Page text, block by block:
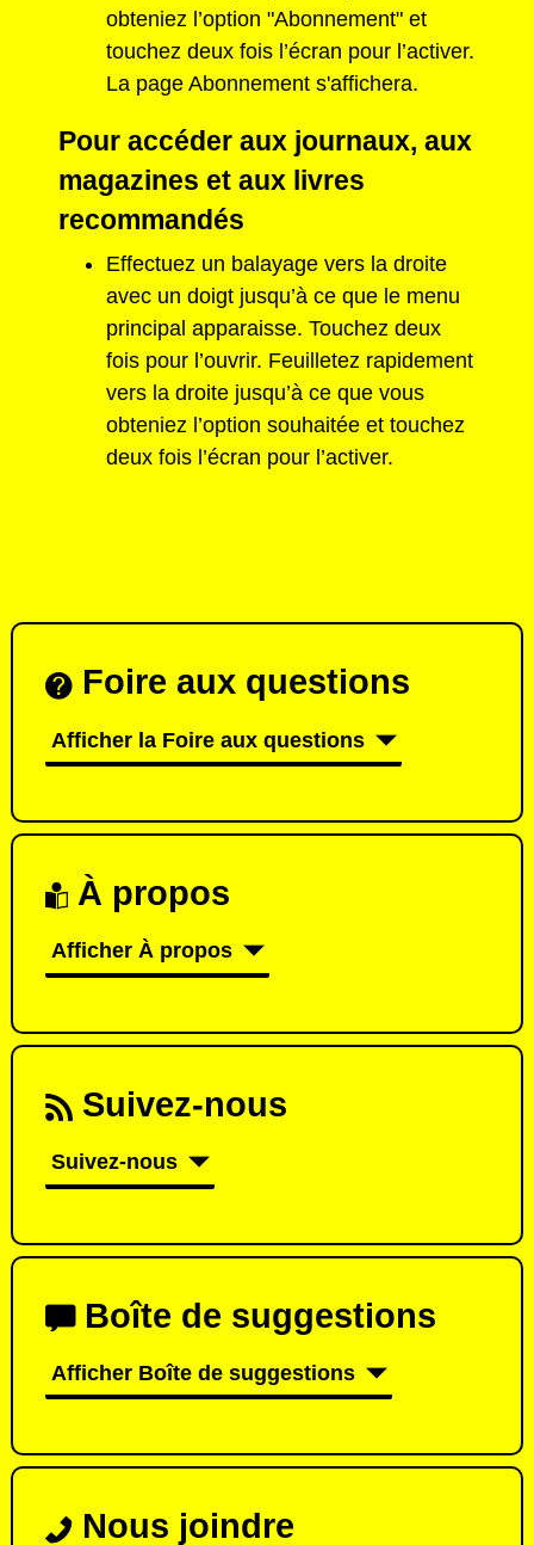
obteniez l’option "Abonnement" et
touchez deux fois l’écran pour l’activer.
La page Abonnement s'affichera.
Pour accéder aux journaux, aux
magazines et aux livres
recommandés
Effectuez un balayage vers la droite
avec un doigt jusqu’à ce que le menu
principal apparaisse. Touchez deux
fois pour l’ouvrir. Feuilletez rapidement
vers la droite jusqu’à ce que vous
obteniez l’option souhaitée et touchez
deux fois l’écran pour l’activer.
Foire aux questions
Afficher la Foire aux questions
À propos
Afficher À propos
Suivez-nous
Suivez-nous
Boîte de suggestions
Afficher Boîte de suggestions
Nous joindre